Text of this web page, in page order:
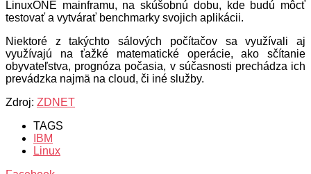
LinuxONE mainframu, na skúšobnú dobu, kde budú môcť
testovať a vytvárať benchmarky svojich aplikácii.
Niektoré z takýchto sálových počítačov sa využívali aj
využívajú na ťažké matematické operácie, ako sčítanie
obyvateľstva, prognóza počasia, v súčasnosti prechádza ich
prevádzka najmä na cloud, či iné služby.
Zdroj: ZDNET
TAGS
IBM
Linux